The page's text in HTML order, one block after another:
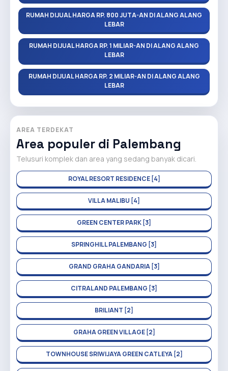
RUMAH DIJUAL HARGA RP. 800 JUTA-AN DI ALANG ALANG
LEBAR
RUMAH DIJUAL HARGA RP. 1 MILIAR-AN DI ALANG ALANG
LEBAR
RUMAH DIJUAL HARGA RP. 2 MILIAR-AN DI ALANG ALANG
LEBAR
AREA TERDEKAT
Area populer di Palembang
Telusuri komplek dan area yang sedang banyak dicari.
ROYAL RESORT RESIDENCE [4]
VILLA MALIBU [4]
GREEN CENTER PARK [3]
SPRINGHILL PALEMBANG [3]
GRAND GRAHA GANDARIA [3]
CITRALAND PALEMBANG [3]
BRILIANT [2]
GRAHA GREEN VILLAGE [2]
TOWNHOUSE SRIWIJAYA GREEN CATLEYA [2]